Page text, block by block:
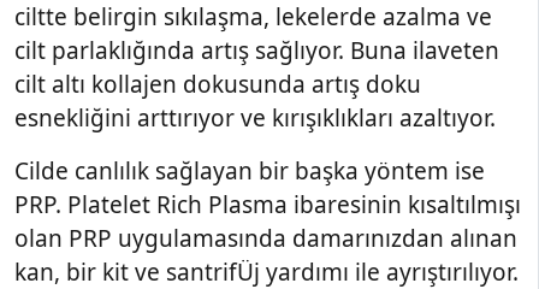
ciltte belirgin sıkılaşma, lekelerde azalma ve
cilt parlaklığında artış sağlıyor. Buna ilaveten
cilt altı kollajen dokusunda artış doku
esnekliğini arttırıyor ve kırışıklıkları azaltıyor.
Cilde canlılık sağlayan bir başka yöntem ise
PRP. Platelet Rich Plasma ibaresinin kısaltılmışı
olan PRP uygulamasında damarınızdan alınan
kan, bir kit ve santrifÜj yardımı ile ayrıştırılıyor.